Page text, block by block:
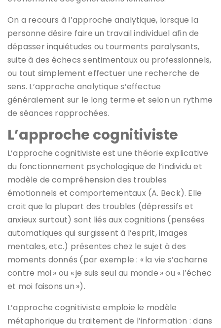
On a recours à l’approche analytique, lorsque la
personne désire faire un travail individuel afin de
dépasser inquiétudes ou tourments paralysants,
suite à des échecs sentimentaux ou professionnels,
ou tout simplement effectuer une recherche de
sens. L’approche analytique s’effectue
généralement sur le long terme et selon un rythme
de séances rapprochées.
L’approche cognitiviste
L’approche cognitiviste est une théorie explicative
du fonctionnement psychologique de l’individu et
modèle de compréhension des troubles
émotionnels et comportementaux (A. Beck). Elle
croit que la plupart des troubles (dépressifs et
anxieux surtout) sont liés aux cognitions (pensées
automatiques qui surgissent à l’esprit, images
mentales, etc.) présentes chez le sujet à des
moments donnés (par exemple : « la vie s’acharne
contre moi » ou « je suis seul au monde » ou « l’échec
et moi faisons un »).
L’approche cognitiviste emploie le modèle
métaphorique du traitement de l’information : dans